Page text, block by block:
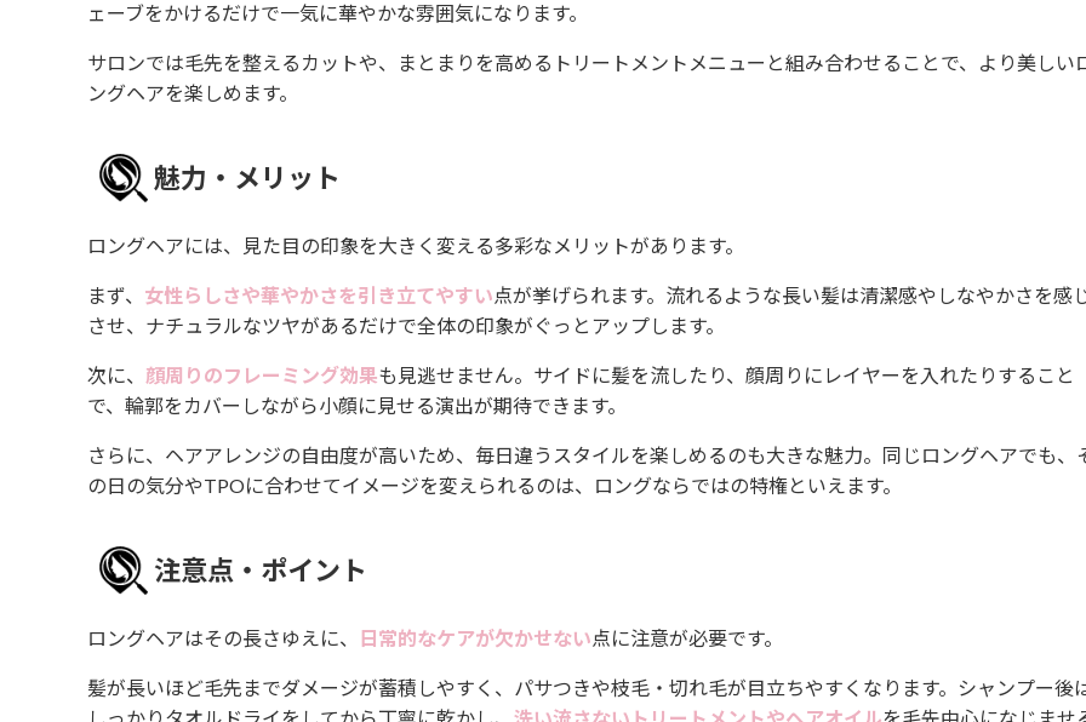
ェーブをかけるだけで一気に華やかな雰囲気になります。
サロンでは毛先を整えるカットや、まとまりを高めるトリートメントメニューと組み合わせることで、より美しい
ングヘアを楽しめます。
魅力・メリット
ロングヘアには、見た目の印象を大きく変える多彩なメリットがあります。
まず、 女性らしさや華やかさを引き立てやすい点が挙げられます。流れるような長い髪は清潔感やしなやかさを感
させ、ナチュラルなツヤがあるだけで全体の印象がぐっとアップします。
次に、 顔周りのフレーミング効果も見逃せません。サイドに髪を流したり、顔周りにレイヤーを入れたりすること
で、輪郭をカバーしながら小顔に見せる演出が期待できます。
さらに、ヘアアレンジの自由度が高いため、毎日違うスタイルを楽しめるのも大きな魅力。同じロングヘアでも、
の日の気分やTPOに合わせてイメージを変えられるのは、ロングならではの特権といえます。
注意点・ポイント
ロングヘアはその長さゆえに、 日常的なケアが欠かせない点に注意が必要です。
髪が長いほど毛先までダメージが蓄積しやすく、パサつきや枝毛・切れ毛が目立ちやすくなります。シャンプー後